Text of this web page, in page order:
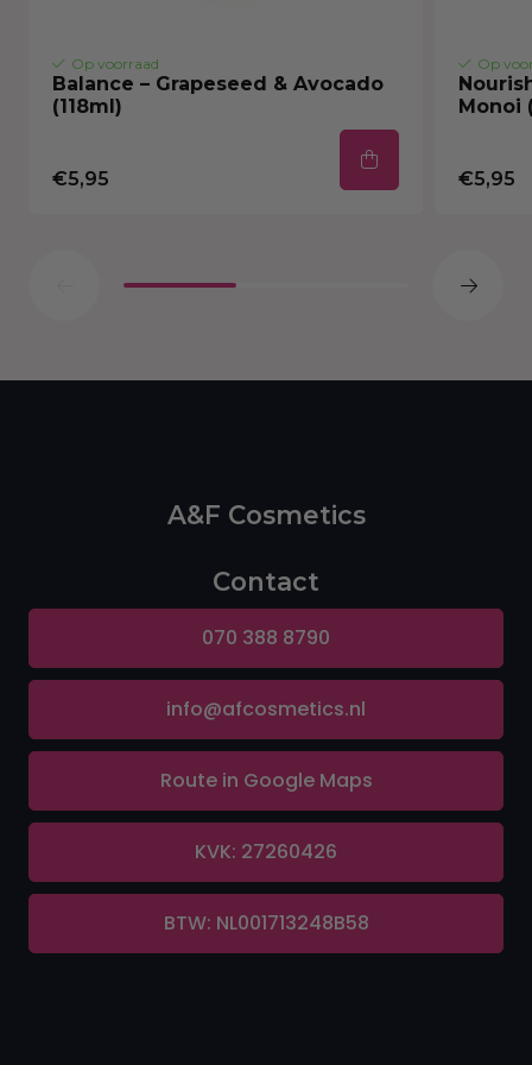
Op voorraad
Balance – Grapeseed & Avocado
(118ml)
€5,95
Op
Monoi
€5,95
A&F Cosmetics
Contact
070 388 8790
info@afcosmetics.nl
Route in Google Maps
KVK: 27260426
BTW: NL001713248B58